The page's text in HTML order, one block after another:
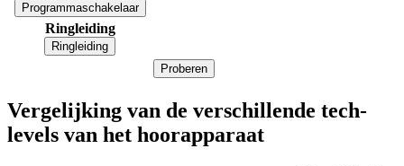
Programmaschakelaar
Ringleiding
Ringleiding
Proberen
Vergelijking van de verschillende tech-
levels van het hoorapparaat